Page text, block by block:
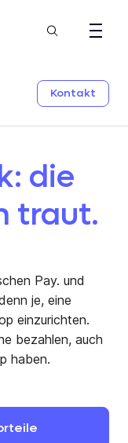
Kontakt
die
traut.
Pay. und
je, eine
einzurichten.
bezahlen, auch
haben.